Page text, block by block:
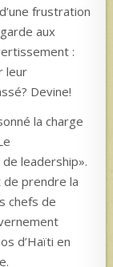
frustration
aux
:
leur
Devine!
la charge
leadership».
de prendre la
chefs de
d’Haïti en